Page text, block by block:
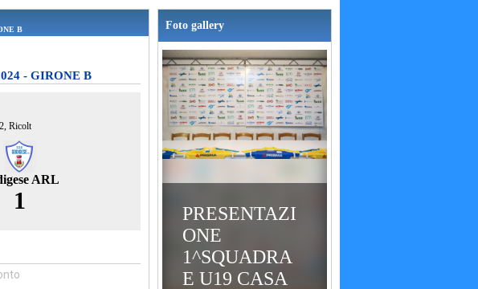
B
- GIRONE B
Ricolt
ARL
1
Foto gallery
PRESENTAZI
ONE
1^SQUADRA
E U19 CASA